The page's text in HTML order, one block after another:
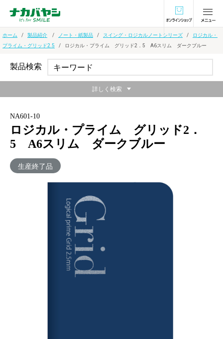
オンラインショ
ホーム 製品紹介 ノート・紙製品 スイング・ロジカルノートシリーズ
ロジカル・
プライム・グリッド2.5
ロジカル・プライム グリッド2．5 A6スリム ダークブルー
NA601-10
ロジカル・プライム グリッド2．
5 A6スリム ダークブルー
生産終了品
ロジカル・プライム・グリッド2.5
メーカー希望小売価格：
製品検索
詳しく検索